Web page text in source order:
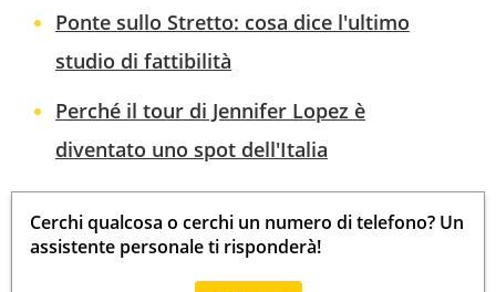
Ponte sullo Stretto: cosa dice l'ultimo
studio di fattibilità
Perché il tour di Jennifer Lopez è
diventato uno spot dell'Italia
Cerchi qualcosa o cerchi un numero di telefono? Un
assistente personale ti risponderà!